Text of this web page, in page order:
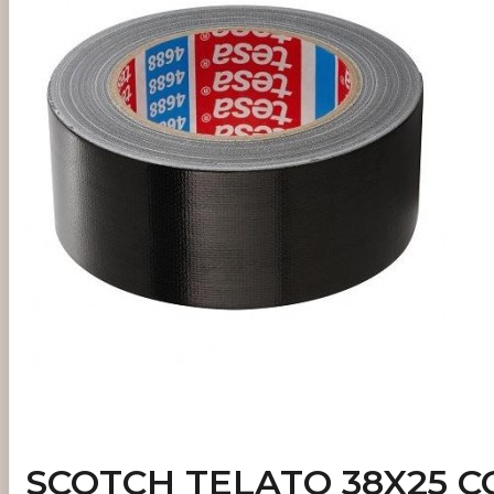
SCOTCH TELATO 38X25